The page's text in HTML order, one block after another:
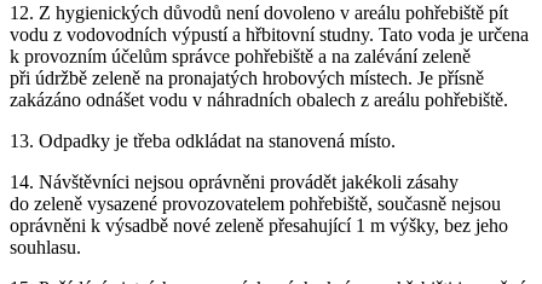
12. Z hygienických důvodů není dovoleno v areálu pohřebiště pít
vodu z vodovodních výpustí a hřbitovní studny. Tato voda je určena
k provozním účelům správce pohřebiště a na zalévání zeleně
při údržbě zeleně na pronajatých hrobových místech. Je přísně
zakázáno odnášet vodu v náhradních obalech z areálu pohřebiště.
13. Odpadky je třeba odkládat na stanovená místo.
14. Návštěvníci nejsou oprávněni provádět jakékoli zásahy
do zeleně vysazené provozovatelem pohřebiště, současně nejsou
oprávněni k výsadbě nové zeleně přesahující 1 m výšky, bez jeho
souhlasu.